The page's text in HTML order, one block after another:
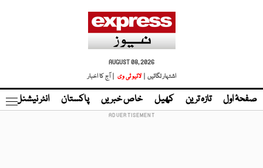
AUGUST 08, 2026
اشتہار لگائیں |
لائیو ٹی وی | آج کا اخبار
صفحۂ اول تازہ ترین کھیل خاص خبریں پاکستان انٹر نیشنل